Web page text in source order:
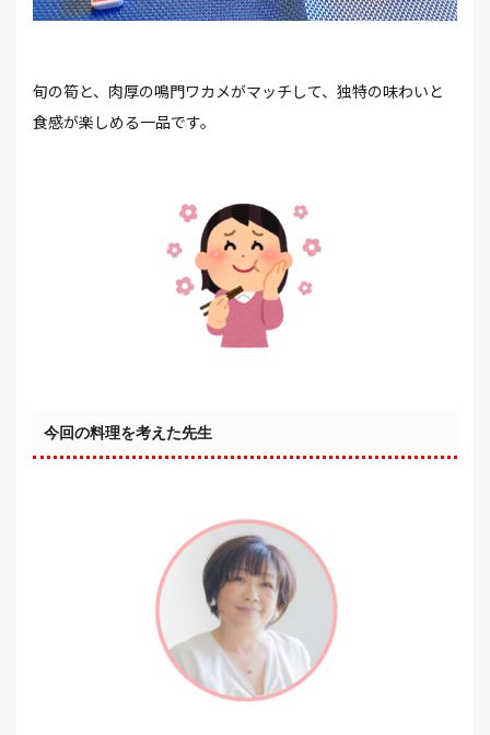
旬の筍と、肉厚の鳴門ワカメがマッチして、独特の味わいと
食感が楽しめる一品です。
今回の料理を考えた先生